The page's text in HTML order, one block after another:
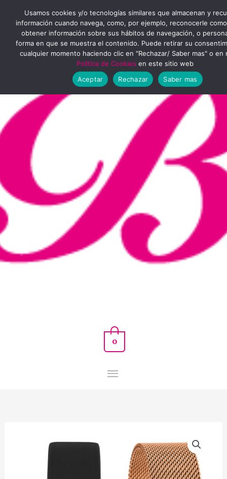
contenido
MENÚ
PRINCIPAL
0
Usamos cookies y/o tecnologías similares que almacenan y
información cuando navega, como, por ejemplo, reconocerle
obtener información sobre sus hábitos de navegación, o
forma en que se muestra el contenido. Puede retirar su
cualquier momento haciendo clic en "Rechazar/ Saber mas" o en
Política de Cookies en este sitio web
Aceptar
Rechazar Saber mas